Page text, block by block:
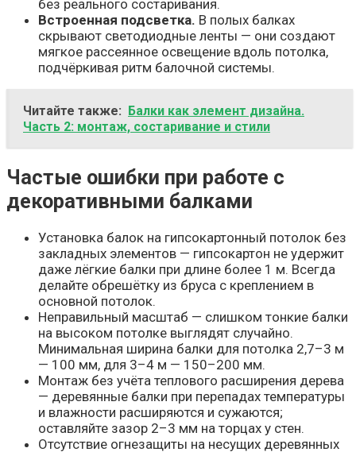
без реального состаривания.
Встроенная подсветка. В полых балках
скрывают светодиодные ленты — они создают
мягкое рассеянное освещение вдоль потолка,
подчёркивая ритм балочной системы.
Читайте также:
Балки как элемент дизайна.
Часть 2: монтаж, состаривание и стили
Частые ошибки при работе с
декоративными балками
Установка балок на гипсокартонный потолок без
закладных элементов — гипсокартон не удержит
даже лёгкие балки при длине более 1 м. Всегда
делайте обрешётку из бруса с креплением в
основной потолок.
Неправильный масштаб — слишком тонкие балки
на высоком потолке выглядят случайно.
Минимальная ширина балки для потолка 2,7–3 м
— 100 мм, для 3–4 м — 150–200 мм.
Монтаж без учёта теплового расширения дерева
— деревянные балки при перепадах температуры
и влажности расширяются и сужаются;
оставляйте зазор 2–3 мм на торцах у стен.
Отсутствие огнезащиты на несущих деревянных